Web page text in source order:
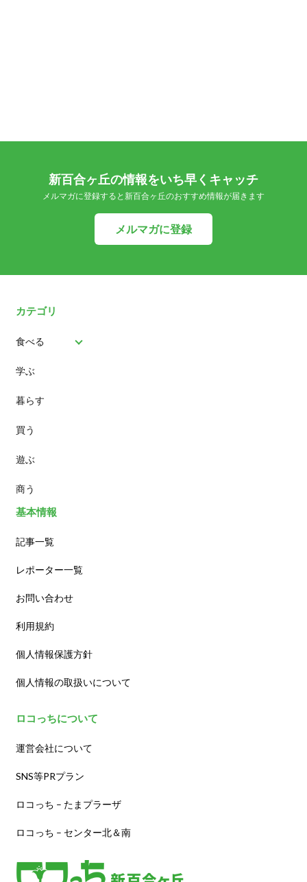
新百合ヶ丘の情報をいち早くキャッチ
メルマガに登録すると新百合ヶ丘のおすすめ情報が届きます
メルマガに登録
カテゴリ
食べる
パン
スイーツ
ランチ
カフェ
学ぶ
暮らす
買う
遊ぶ
商う
基本情報
記事一覧
レポーター一覧
お問い合わせ
利用規約
個人情報保護方針
個人情報の取扱いについて
ロコっちについて
運営会社について
SNS等PRプラン
ロコっち – たまプラーザ
ロコっち – センター北＆南